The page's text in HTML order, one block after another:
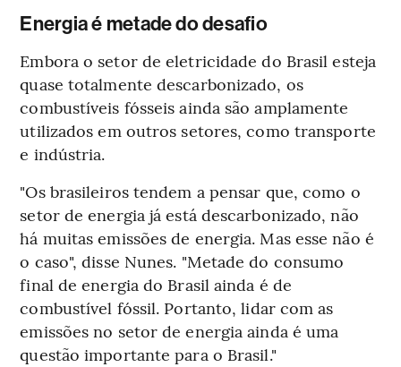
Energia é metade do desafio
Embora o setor de eletricidade do Brasil esteja
quase totalmente descarbonizado, os
combustíveis fósseis ainda são amplamente
utilizados em outros setores, como transporte
e indústria.
"Os brasileiros tendem a pensar que, como o
setor de energia já está descarbonizado, não
há muitas emissões de energia. Mas esse não é
o caso", disse Nunes. "Metade do consumo
final de energia do Brasil ainda é de
combustível fóssil. Portanto, lidar com as
emissões no setor de energia ainda é uma
questão importante para o Brasil."